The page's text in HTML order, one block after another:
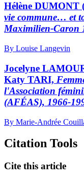
Hélène DUMONT
vie commune… et
Maximilien-Caron
By Louise Langevin
Jocelyne
Katy TARI,
l'Association
(AFÉAS), 1966-
By Marie-Andrée
Citation Tools
Cite this article